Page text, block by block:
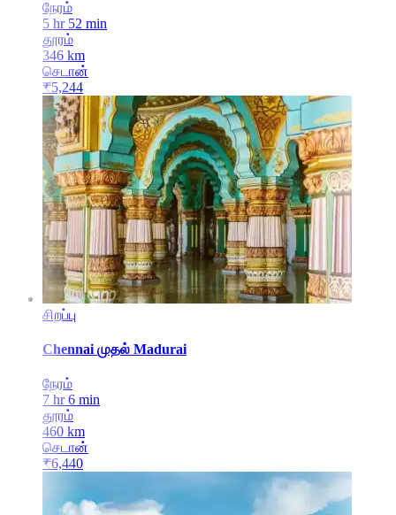
நேரம்
5 hr 52 min
தூரம்
346 km
செடான்
₹5,244
சிறப்பு
Chennai முதல் Madurai
நேரம்
7 hr 6 min
தூரம்
460 km
செடான்
₹6,440